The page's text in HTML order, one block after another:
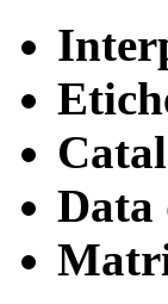
Data